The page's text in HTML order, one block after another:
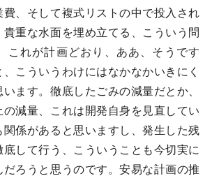
、そして複式リストの中で投入され
貴重な水面を埋め立てる、こういう問
これが計画どおり、ああ、そうです
こういうわけにはなかなかいきにく
ます。徹底したごみの減量だとか、
の減量、これは開発自身を見直してい
関係があると思いますし、発生した残
底して行う、こういうことも今切実に
ろうと思うのです。安易な計画の推